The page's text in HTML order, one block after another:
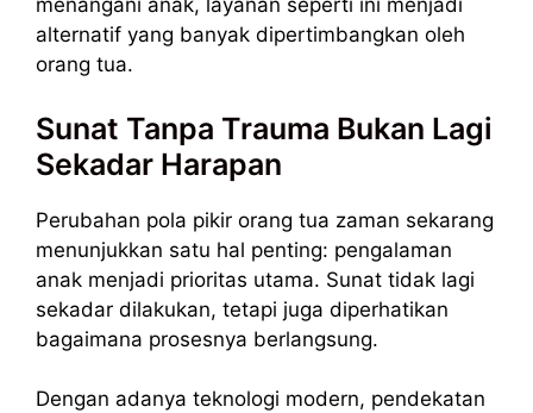
menangani anak, layanan seperti ini menjadi
alternatif yang banyak dipertimbangkan oleh
orang tua.
Sunat Tanpa Trauma Bukan Lagi
Sekadar Harapan
Perubahan pola pikir orang tua zaman sekarang
menunjukkan satu hal penting: pengalaman
anak menjadi prioritas utama. Sunat tidak lagi
sekadar dilakukan, tetapi juga diperhatikan
bagaimana prosesnya berlangsung.
Dengan adanya teknologi modern, pendekatan